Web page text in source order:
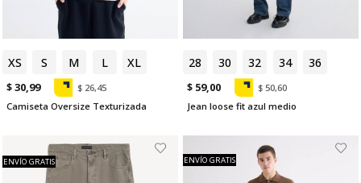
XS S M L XL
$ 30,99
$ 26,45
Camiseta Oversize Texturizada
28 30 32 34 36
$ 59,00
$ 50,60
Jean loose fit azul medio
ENVÍO GRATIS ENVÍO GRATIS